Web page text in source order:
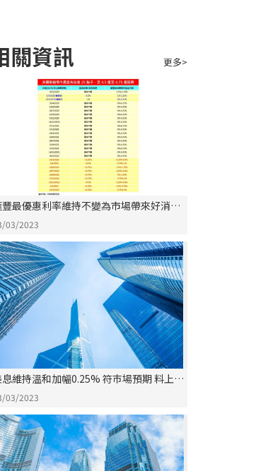
關資訊 更多>
最優惠利率維持不變為市場帶來好消息
他銀行跟隨
03/2023
維持溫和加幅0.25% 符巿場預期 料上調
次見頂
03/2023